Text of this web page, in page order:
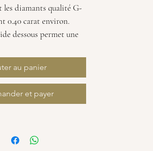
les diamants qualité G-
0.40 carat environ.
dessous permet une
chic et intemporel.
: 6 grammes
de doigt : 56
en notre atelier
au panier
et payer